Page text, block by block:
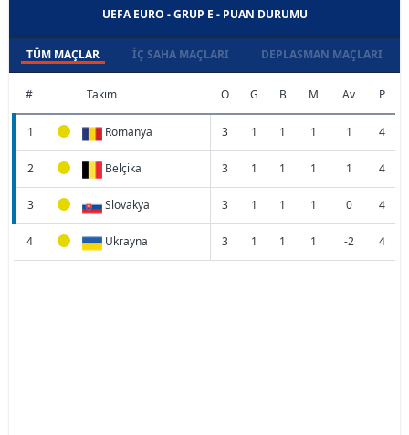
UEFA EURO - GRUP E - PUAN DURUMU
TÜM MAÇLAR İÇ SAHA MAÇLARI DEPLASMAN MAÇLARI
# Takım O G B M Av P
1 Romanya 3 1 1 1 1 4
2 Belçika 3 1 1 1 1 4
3 Slovakya 3 1 1 1 0 4
4 Ukrayna 3 1 1 1 -2 4